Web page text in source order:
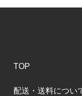
TOP
配送・送料につい